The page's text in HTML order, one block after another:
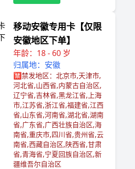
移动安徽专用卡【仅限
安徽地区下单】
年龄：18 - 60 岁
归属地：安徽
🈲️禁发地区：北京市,天津市,
河北省,山西省,内蒙古自治区,
辽宁省,吉林省,黑龙江省,上海
市,江苏省,浙江省,福建省,江西
省,山东省,河南省,湖北省,湖南
省,广东省,广西壮族自治区,海
南省,重庆市,四川省,贵州省,云
南省,西藏自治区,陕西省,甘肃
省,青海省,宁夏回族自治区,新
疆维吾尔自治区